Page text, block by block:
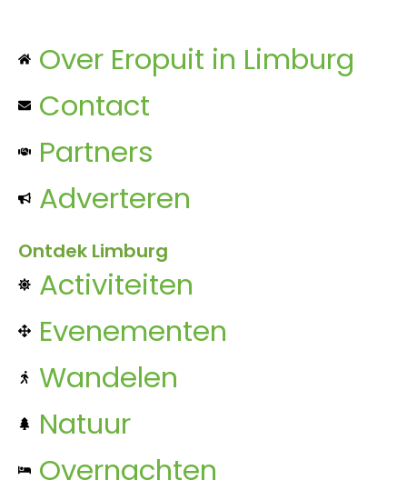
Over Eropuit in Limburg
Contact
Partners
Adverteren
Ontdek Limburg
Activiteiten
Evenementen
Wandelen
Natuur
Overnachten